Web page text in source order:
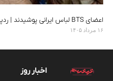
اعضای BTS لباس ایرانی پوشیدند | ردپای هنر ایرانی در استایل جهانی
۱۶ مرداد ۱۴۰۵
اخبار روز